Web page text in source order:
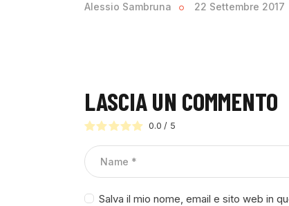
Alessio Sambruna 22 Settembre 2017
LASCIA UN COMMENTO
0.0 / 5
Salva il mio nome, email e sito web in